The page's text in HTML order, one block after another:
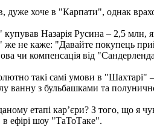
дуже хоче в "Карпати", однак
купував Назарія Русина – 2,5
не каже: "Давайте покупець
чи компенсація від
такі самі умови в "Шахтарі"
ванну з бульбашками та
етапі кар’єри? З того, що я
в ефірі шоу "ТаТоТаке".